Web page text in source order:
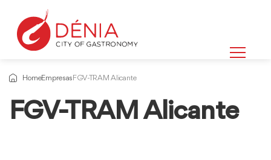
HomeEmpresas FGV-TRAM Alicante
FGV-TRAM Alicante